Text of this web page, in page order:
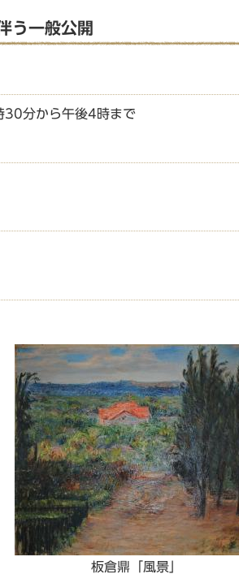
う一般公開
分から午後4時まで
板倉鼎「風景」